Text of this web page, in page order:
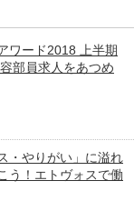
ワード2018 上半期
部員求人をあつめ
・やりがい」に溢れ
う！エトヴォスで働